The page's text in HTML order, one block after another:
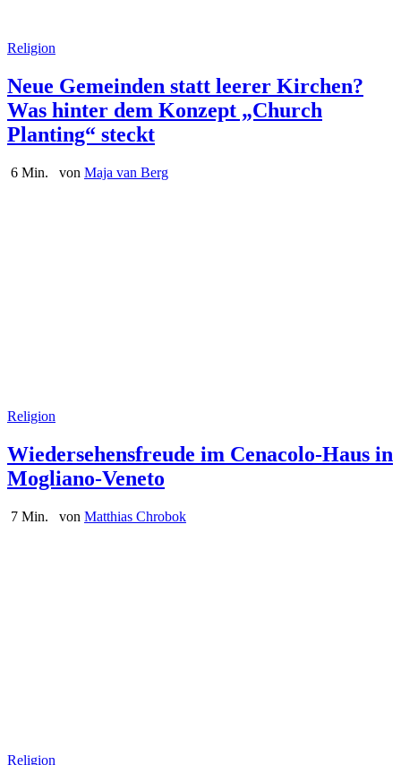
Religion
Neue Gemeinden statt leerer Kirchen?
Was hinter dem Konzept „Church
Planting“ steckt
6 Min. von Maja van Berg
Religion
Wiedersehensfreude im Cenacolo-Haus in
Mogliano-Veneto
7 Min. von Matthias Chrobok
Religion